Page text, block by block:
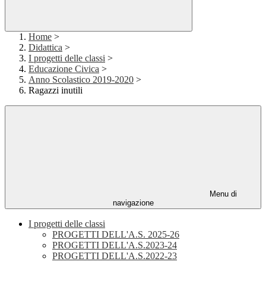
Home >
Didattica >
I progetti delle classi >
Educazione Civica >
Anno Scolastico 2019-2020 >
Ragazzi inutili
Menu di
navigazione
I progetti delle classi
PROGETTI DELL'A.S. 2025-26
PROGETTI DELL'A.S.2023-24
PROGETTI DELL'A.S.2022-23